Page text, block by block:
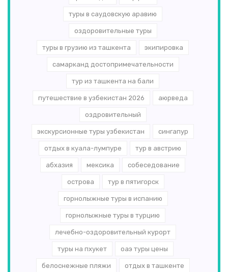
туры в саудовскую аравию
оздоровительные туры
туры в грузию из ташкента экипировка
самарканд достопримечательности
тур из ташкента на бали
путешествие в узбекистан 2026 аюрведа
оздровительный
экскурсионные туры узбекистан сингапур
отдых в куала-лумпуре тур в австрию
абхазия мексика собеседование
острова тур в пятигорск
горнолыжные туры в испанию
горнолыжные туры в турцию
лечебно-оздоровительный курорт
туры на пхукет оаэ туры цены
белоснежные пляжи отдых в ташкенте